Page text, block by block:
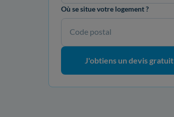
Où se situe votre logement ?
Code postal
J'obtiens un devis gratuit